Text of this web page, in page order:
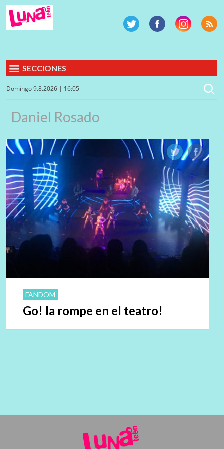
SECCIONES
Domingo 9.8.2026 | 16:05
Daniel Rosado
FANDOM
Go! la rompe en el teatro!